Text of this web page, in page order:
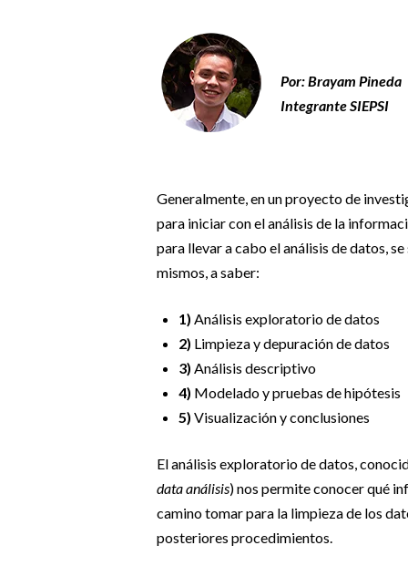
Por:Brayam Pineda
Integrante SIEPSI
Generalmente, en un proyecto de
para iniciar con el análisis de la
para llevar a cabo el análisis de datos,
mismos, a saber:
1) Análisis exploratorio de datos
2) Limpieza y depuración de datos
3) Análisis descriptivo
4) Modelado y pruebas de hipótesis
5) Visualización y conclusiones
El análisis exploratorio de datos,
data análisis) nos permite conocer qué
camino tomar para la limpieza de los
posteriores procedimientos.